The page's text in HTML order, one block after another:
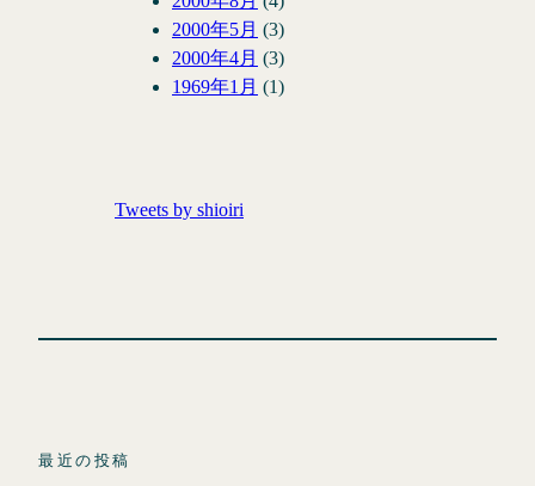
2000年5月 (3)
2000年4月 (3)
1969年1月 (1)
Tweets by shioiri
最近の投稿